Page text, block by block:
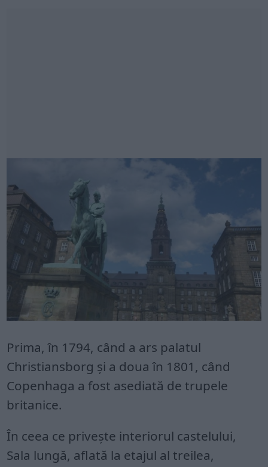
Prima, în 1794, când a ars palatul
Christiansborg și a doua în 1801, când
Copenhaga a fost asediată de trupele
britanice.
În ceea ce privește interiorul castelului,
Sala lungă, aflată la etajul al treilea,